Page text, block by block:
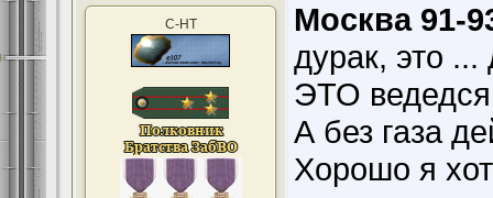
С-НТ
Москва 91-
дурак, это
ЭТО ведедся
А без газа
Хорошо я